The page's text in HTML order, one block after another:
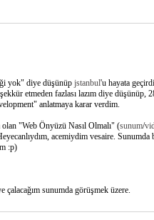
yok" diye düşünüp jstanbul'u hayata
etmeden fazlası lazım diye düşünüp,
anlatmaya karar verdim.
"Web Önyüzü Nasıl Olmalı" (sunum/
acemiydim vesaire. Sunumda
:p)
çalacağım sunumda görüşmek üzere.